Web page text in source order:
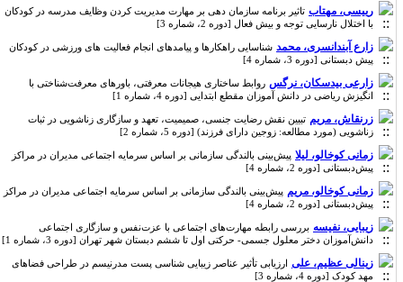
رییسی، مهتاب تاثیر برنامه سازمان دهی بر مهارت مدیریت کردن وظایف مدرسه در کودکان
با اختلال نارسایی توجه و بیش فعال [دوره 2، شماره 3]
زارع آبندانسری، محمد شناسایی راهکارها و پیامدهای انجام فعالیت های ورزشی در کودکان
پیش دبستانی [دوره 3، شماره 4]
زارعی بیدسکان، نرگس روابط ساختاری هیجانات معرفتی، باورهای معرفت‌شناختی با
انگیزش ریاضی در دانش آموزان مقطع ابتدایی [دوره 4، شماره 1]
زرنقاش، مریم تبیین نقش رضایت جنسی، صمیمیت، تعهد و سازگاری زناشویی در ثبات
زناشویی (مورد مطالعه: زوجین دارای فرزند) [دوره 5، شماره 2]
زمانی کوخالو، لیلا پیش‌بینی بالندگی سازمانی بر اساس سرمایه اجتماعی مدیران در مراکز
پیش‌دبستانی [دوره 2، شماره 4]
زمانی کوخالو، مریم پیش‌بینی بالندگی سازمانی بر اساس سرمایه اجتماعی مدیران در مراکز
پیش‌دبستانی [دوره 2، شماره 4]
زیبایی، نفیسه بررسی رابطه مهارت‌های اجتماعی با عزت‌نفس و سازگاری اجتماعی
دانش‌آموزان دختر معلول جسمی- حرکتی اول تا ششم دبستان شهر تهران [دوره 3، شماره 1]
زینالی عظیم، علی ارزیابی تأثیر عناصر زیبایی شناسی پست مدرنیسم در طراحی فضاهای
مهد کودک [دوره 4، شماره 3]